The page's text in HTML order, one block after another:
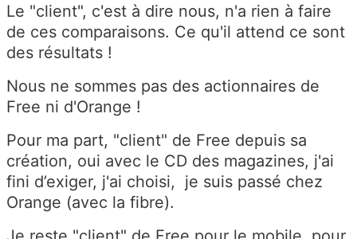
Le "client", c'est à dire nous, n'a rien à faire
de ces comparaisons. Ce qu'il attend ce sont
des résultats !
Nous ne sommes pas des actionnaires de
Free ni d'Orange !
Pour ma part, "client" de Free depuis sa
création, oui avec le CD des magazines, j'ai
fini d’exiger, j'ai choisi, je suis passé chez
Orange (avec la fibre).